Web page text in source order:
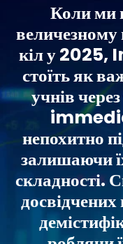
Коли ми
величезному
кіл у
стоїть як
учнів
непохитно
залишаючи
складності.